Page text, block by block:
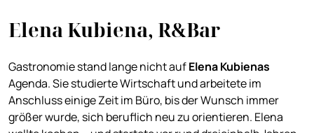
Elena Kubiena, R&Bar
Gastronomie stand lange nicht aufElena Kubienas
Agenda. Sie studierte Wirtschaft und arbeitete im
Anschluss einige Zeit im Büro, bis der Wunsch immer
größer wurde, sich beruflich neu zu orientieren. Elena